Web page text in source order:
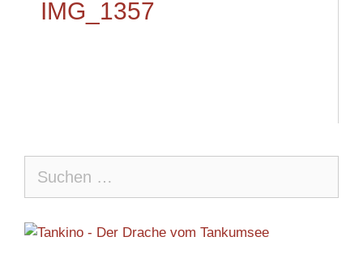
IMG_1357
nach: